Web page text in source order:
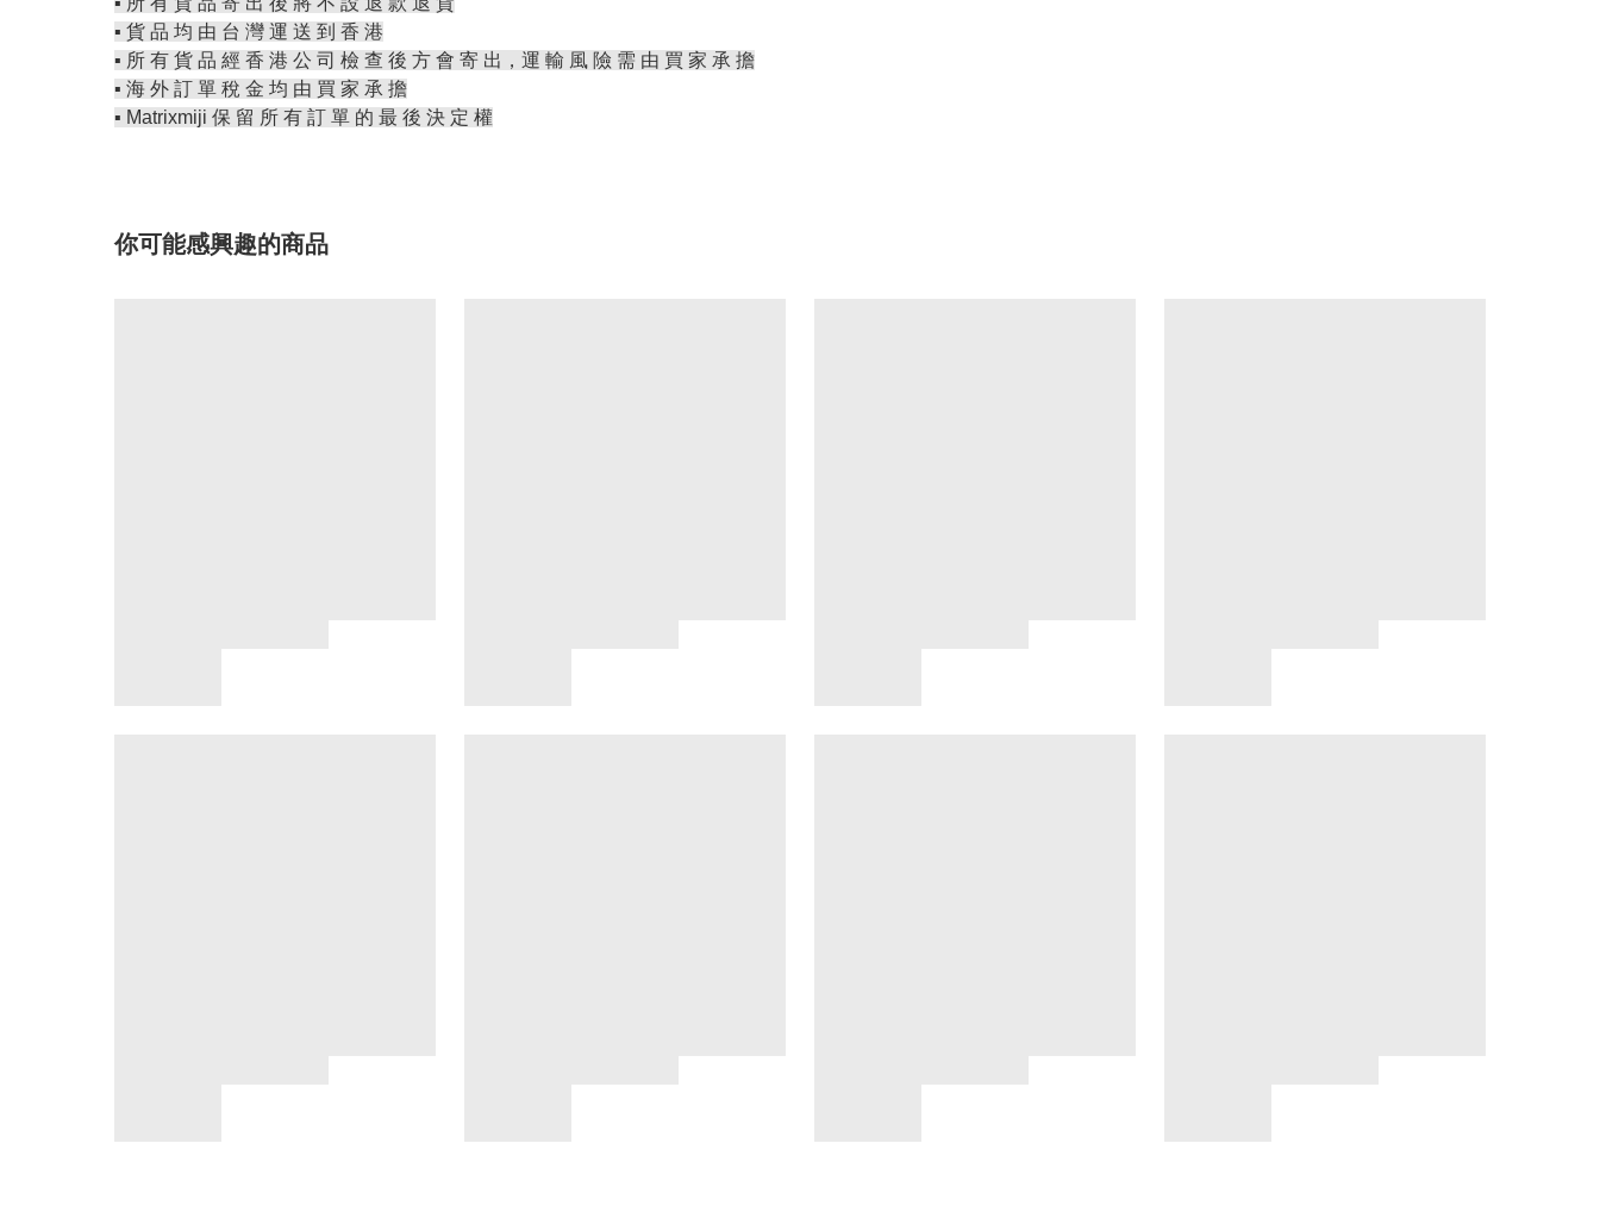
▪️ 貨 品 均 由 台 灣 運 送 到 香 港
▪️ 所 有 貨 品 經 香 港 公 司 檢 查 後 方 會 寄 出，運 輸 風 險 需 由 買 家 承 擔
▪️ 海 外 訂 單 稅 金 均 由 買 家 承 擔
▪️ Matrixmiji 保 留 所 有 訂 單 的 最 後 決 定 權
你可能感興趣的商品